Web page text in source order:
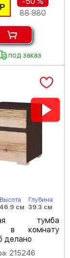
Р
88 980
под заказ
Высота
46.9 см
Глубина
39.3 см
тумба
в комнату
делано
215246